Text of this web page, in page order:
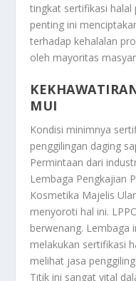
tingkat sertifikasi
penting ini
terhadap kehalalan
oleh mayoritas
MUI
Kondisi minimnya
penggilingan daging
Permintaan dari
Lembaga Pengkajian
Kosmetika Majelis
menyoroti hal ini.
berwenang. Lembaga
melakukan sertifikasi
melihat jasa
Titik ini sangat vital